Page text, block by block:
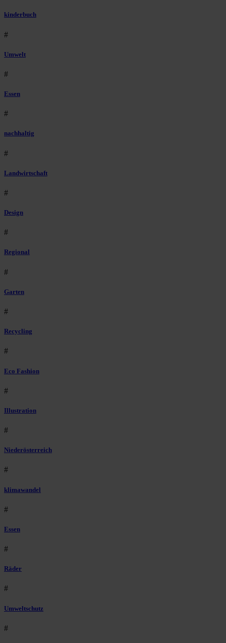
kinderbuch
#
Umwelt
#
Essen
#
nachhaltig
#
Landwirtschaft
#
Design
#
Regional
#
Garten
#
Recycling
#
Eco Fashion
#
Illustration
#
Niederösterreich
#
klimawandel
#
Essen
#
Räder
#
Umweltschutz
#